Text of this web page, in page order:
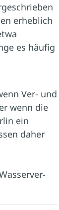
erheblich
es häufig
Ver- und
wenn die
ein
daher